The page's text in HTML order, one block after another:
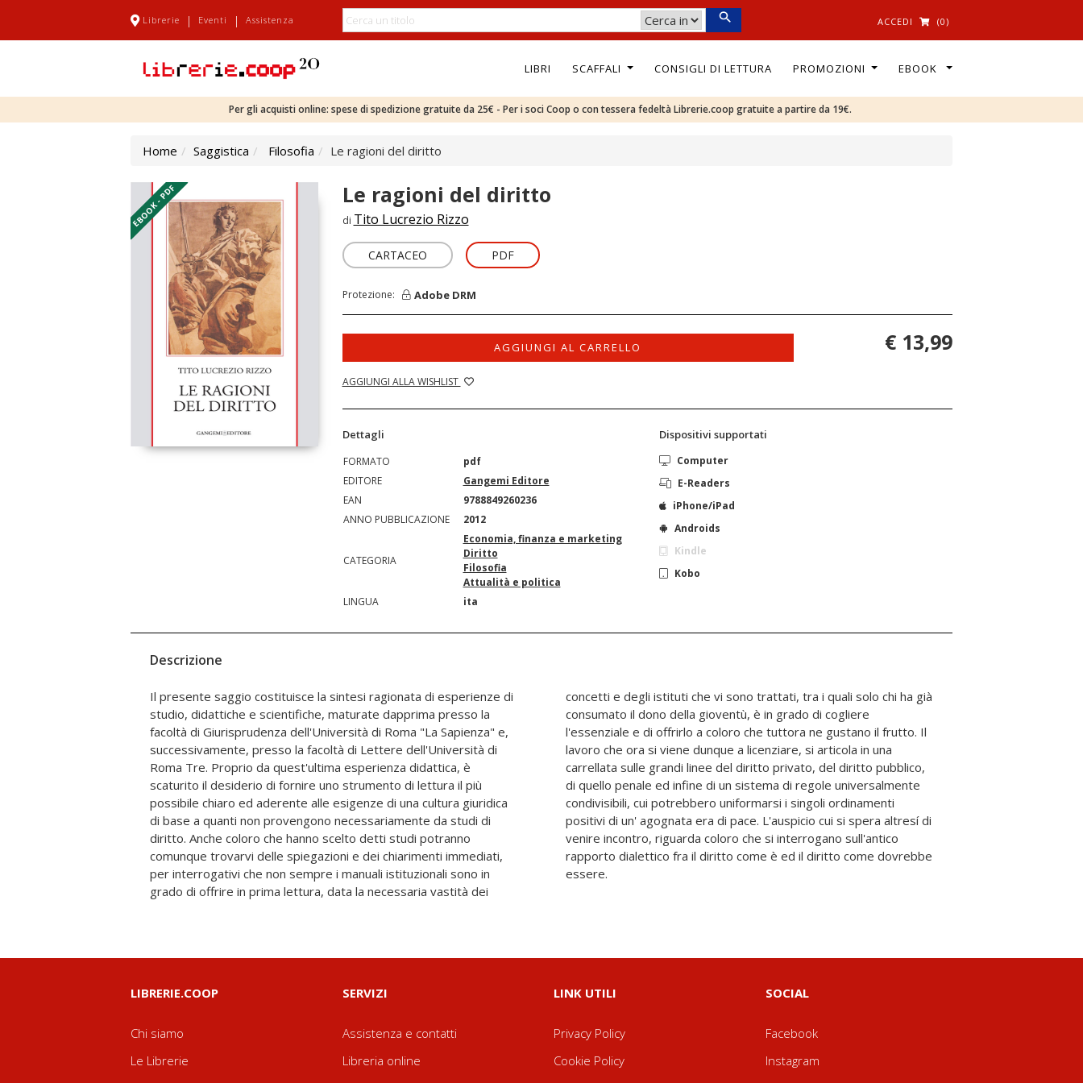
Librerie | Eventi | Assistenza ACCEDI (0)
LIBRI SCAFFALI CONSIGLI DI LETTURA PROMOZIONI EBOOK
Per gli acquisti online: spese di spedizione gratuite da 25€ - Per i soci Coop o con tessera fedeltà Librerie.coop gratuite a partire da 19€.
Home Saggistica Filosofia Le ragioni del diritto
EBOOK - PDF Le ragioni del diritto
di Tito Lucrezio Rizzo
CARTACEO PDF
Protezione: Adobe DRM
AGGIUNGI AL CARRELLO
AGGIUNGI ALLA WISHLIST
€ 13,99
Dettagli
FORMATO
pdf
EDITORE
Gangemi Editore
EAN
9788849260236
ANNO PUBBLICAZIONE
2012
CATEGORIA
Economia, finanza e marketing
Diritto
Filosofia
Attualità e politica
LINGUA
ita
Dispositivi supportati
Computer
E-Readers
iPhone/iPad
Androids
Kindle
Kobo
Descrizione
Il presente saggio costituisce la sintesi ragionata di esperienze di
studio, didattiche e scientifiche, maturate dapprima presso la
facoltà di Giurisprudenza dell'Università di Roma "La Sapienza" e,
successivamente, presso la facoltà di Lettere dell'Università di
Roma Tre. Proprio da quest'ultima esperienza didattica, è
scaturito il desiderio di fornire uno strumento di lettura il più
possibile chiaro ed aderente alle esigenze di una cultura giuridica
di base a quanti non provengono necessariamente da studi di
diritto. Anche coloro che hanno scelto detti studi potranno
comunque trovarvi delle spiegazioni e dei chiarimenti immediati,
per interrogativi che non sempre i manuali istituzionali sono in
grado di offrire in prima lettura, data la necessaria vastità dei
concetti e degli istituti che vi sono trattati, tra i quali solo chi ha già
consumato il dono della gioventù, è in grado di cogliere
l'essenziale e di offrirlo a coloro che tuttora ne gustano il frutto. Il
lavoro che ora si viene dunque a licenziare, si articola in una
carrellata sulle grandi linee del diritto privato, del diritto pubblico,
di quello penale ed infine di un sistema di regole universalmente
condivisibili, cui potrebbero uniformarsi i singoli ordinamenti
positivi di un' agognata era di pace. L'auspicio cui si spera altresí di
venire incontro, riguarda coloro che si interrogano sull'antico
rapporto dialettico fra il diritto come è ed il diritto come dovrebbe
essere.
LIBRERIE.COOP
Chi siamo
Le Librerie
SERVIZI
Assistenza e contatti
Libreria online
LINK UTILI
Privacy Policy
Cookie Policy
SOCIAL
Facebook
Instagram